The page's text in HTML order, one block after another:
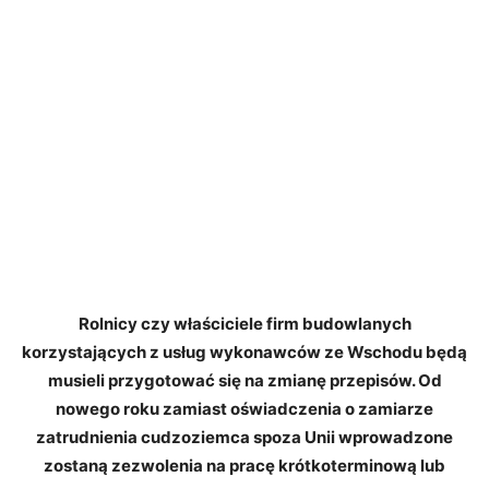
Rolnicy czy właściciele firm budowlanych
korzystających z usług wykonawców ze Wschodu będą
musieli przygotować się na zmianę przepisów. Od
nowego roku zamiast oświadczenia o zamiarze
zatrudnienia cudzoziemca spoza Unii wprowadzone
zostaną zezwolenia na pracę krótkoterminową lub